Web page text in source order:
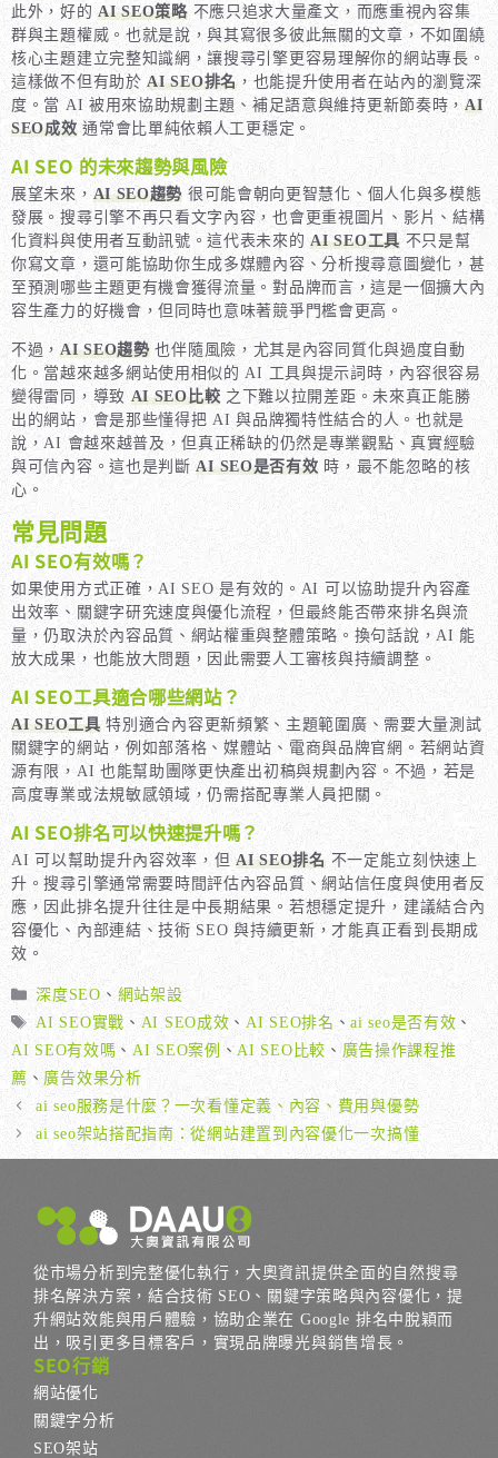
此外，好的AI SEO策略不應只追求大量產文，而應重視內容集
群與主題權威。也就是說，與其寫很多彼此無關的文章，不如圍繞
核心主題建立完整知識網，讓搜尋引擎更容易理解你的網站專長。
這樣做不但有助於AI SEO排名，也能提升使用者在站內的瀏覽深
度。當 AI 被用來協助規劃主題、補足語意與維持更新節奏時， AI
SEO成效通常會比單純依賴人工更穩定。
AI SEO 的未來趨勢與風險
展望未來， AI SEO趨勢 很可能會朝向更智慧化、個人化與多模態
發展。搜尋引擎不再只看文字內容，也會更重視圖片、影片、結構
化資料與使用者互動訊號。這代表未來的AI SEO工具不只是幫
你寫文章，還可能協助你生成多媒體內容、分析搜尋意圖變化，甚
至預測哪些主題更有機會獲得流量。對品牌而言，這是一個擴大內
容生產力的好機會，但同時也意味著競爭門檻會更高。
不過，AI SEO趨勢也伴隨風險，尤其是內容同質化與過度自動
化。當越來越多網站使用相似的 AI 工具與提示詞時，內容很容易
變得雷同，導致 AI SEO比較 之下難以拉開差距。未來真正能勝
出的網站，會是那些懂得把 AI 與品牌獨特性結合的人。也就是
說，AI 會越來越普及，但真正稀缺的仍然是專業觀點、真實經驗
與可信內容。這也是判斷AI SEO是否有效 時，最不能忽略的核
心。
常見問題
AI SEO有效嗎？
如果使用方式正確，AI SEO 是有效的。AI 可以協助提升內容產
出效率、關鍵字研究速度與優化流程，但最終能否帶來排名與流
量，仍取決於內容品質、網站權重與整體策略。換句話說，AI 能
放大成果，也能放大問題，因此需要人工審核與持續調整。
AI SEO工具適合哪些網站？
AI SEO工具特別適合內容更新頻繁、主題範圍廣、需要大量測試
關鍵字的網站，例如部落格、媒體站、電商與品牌官網。若網站資
源有限，AI 也能幫助團隊更快產出初稿與規劃內容。不過，若是
高度專業或法規敏感領域，仍需搭配專業人員把關。
AI SEO排名可以快速提升嗎？
AI 可以幫助提升內容效率，但AI SEO排名不一定能立刻快速上
升。搜尋引擎通常需要時間評估內容品質、網站信任度與使用者反
應，因此排名提升往往是中長期結果。若想穩定提升，建議結合內
容優化、內部連結、技術 SEO 與持續更新，才能真正看到長期成
效。
分
類
深度SEO 、 網站架設
標
籤
AI SEO實戰 、 AI SEO成效 、 AI SEO排名 、ai seo是否有效 、
AI SEO有效嗎 、 AI SEO案例 、 AI SEO比較 、 廣告操作課程推
薦 、 廣告效果分析
ai seo服務是什麼？一次看懂定義、內容、費用與優勢
ai seo架站搭配指南：從網站建置到內容優化一次搞懂
從市場分析到完整優化執行，大奧資訊提供全面的自然搜尋
排名解決方案，結合技術 SEO、關鍵字策略與內容優化，提
升網站效能與用戶體驗，協助企業在 Google 排名中脫穎而
出，吸引更多目標客戶，實現品牌曝光與銷售增長。
SEO行銷
網站優化
關鍵字分析
SEO架站